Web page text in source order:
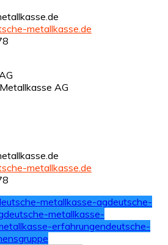
metallkasse.de
AG
metallkasse.de
metallkasse-agdeutsche-
deutsche-metallkasse-
erfahrungendeutsche-